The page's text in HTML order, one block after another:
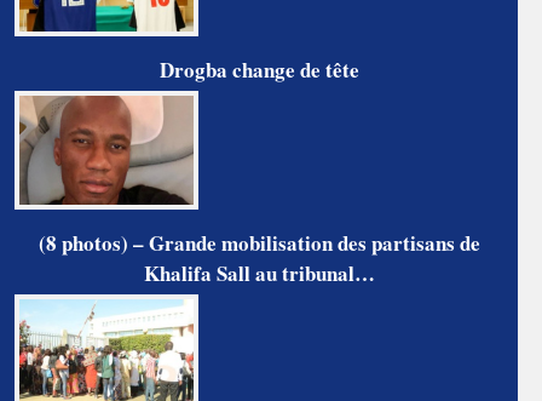
Drogba change de tête
(8 photos) – Grande mobilisation des partisans de
Khalifa Sall au tribunal…